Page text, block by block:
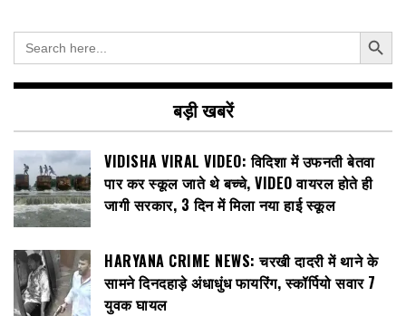
Search
for:
Search Button
बड़ी खबरें
VIDISHA VIRAL VIDEO: विदिशा में उफनती बेतवा
पार कर स्कूल जाते थे बच्चे, VIDEO वायरल होते ही
जागी सरकार, 3 दिन में मिला नया हाई स्कूल
HARYANA CRIME NEWS: चरखी दादरी में थाने के
सामने दिनदहाड़े अंधाधुंध फायरिंग, स्कॉर्पियो सवार 7
युवक घायल